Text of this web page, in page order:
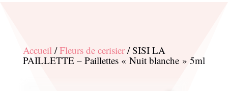
Accueil/Fleurs de cerisier/ SISI LA
PAILLETTE – Paillettes « Nuit blanche » 5ml